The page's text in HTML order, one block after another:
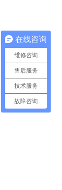
在线咨询
维修咨询
售后服务
技术服务
故障咨询